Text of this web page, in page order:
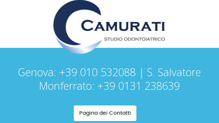
Genova: +39 010 532088 | S. Salvatore
Monferrato: +39 0131 238639
Pagina dei Contatti